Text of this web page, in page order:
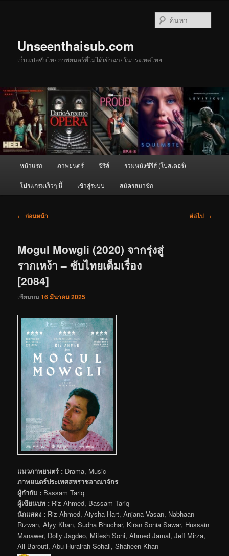
Unseenthaisub.com
เว็บแปลซับไทยภาพยนตร์ที่ไม่ได้เข้าฉายในประเทศไทย
หน้าแรก ภาพยนตร์ ซีรีส์ รวมหนังซีรีส์ (โปสเตอร์)
โปรแกรมเร็วๆ นี้ เข้าสู่ระบบ สมัครสมาชิก
เมนู
← ก่อนหน้า ต่อไป →
Mogul Mowgli (2020) จากรุ่งสู่
รากเหง้า – ซับไทยเต็มเรื่อง
[2084]
เขียนบน16 มีนาคม 2025
แนวภาพยนตร์ : Drama, Music
ภาพยนตร์ประเทศสหราชอาณาจักร
ผู้กำกับ : Bassam Tariq
ผู้เขียนบท : Riz Ahmed, Bassam Tariq
นักแสดง : Riz Ahmed, Aiysha Hart, Anjana Vasan, Nabhaan
Rizwan, Alyy Khan, Sudha Bhuchar, Kiran Sonia Sawar, Hussain
Manawer, Dolly Jagdeo, Mitesh Soni, Ahmed Jamal, Jeff Mirza,
Ali Barouti, Abu-Hurairah Sohail, Shaheen Khan